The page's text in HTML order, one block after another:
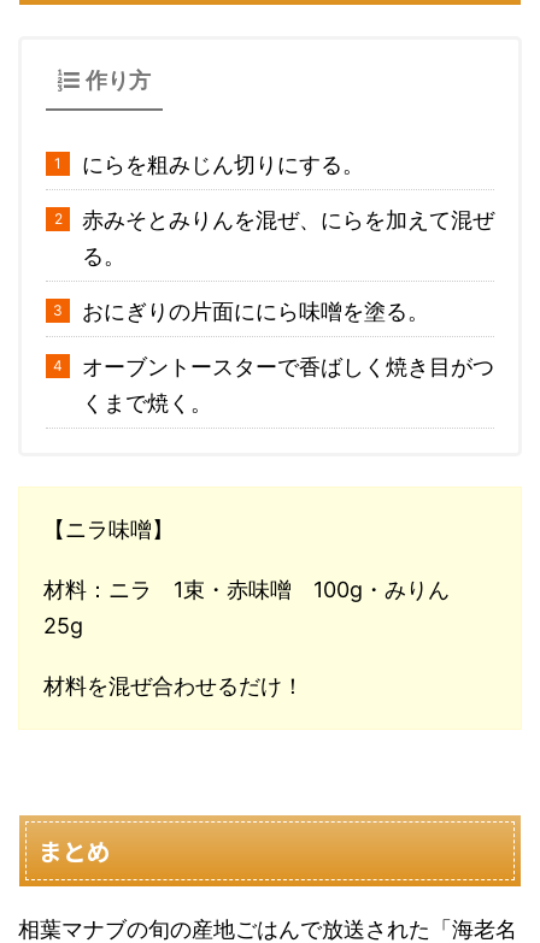
作り方
にらを粗みじん切りにする。
赤みそとみりんを混ぜ、にらを加えて混ぜ
る。
おにぎりの片面ににら味噌を塗る。
オーブントースターで香ばしく焼き目がつ
くまで焼く。
【ニラ味噌】
材料：ニラ 1束・赤味噌 100g・みりん
25g
材料を混ぜ合わせるだけ！
まとめ
相葉マナブの旬の産地ごはんで放送された「海老名